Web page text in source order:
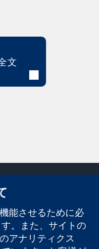
文
お問い合わせ
ニュース
広報
コクランにつ
能させるために必
。また、サイトの
アナリティクス